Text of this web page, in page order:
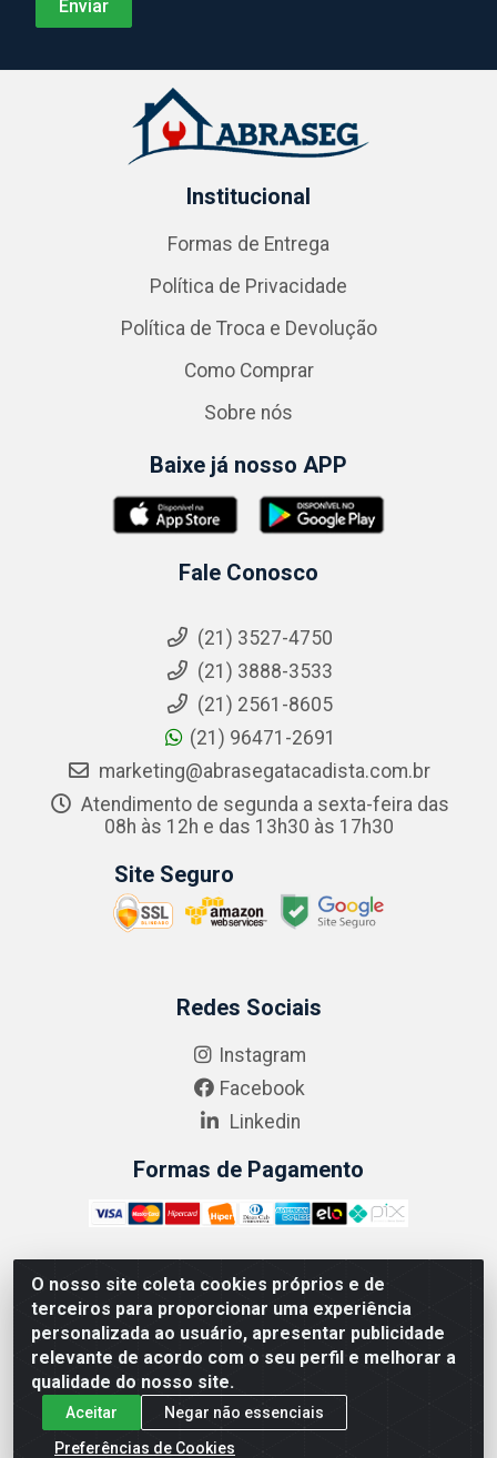
O nosso site coleta cookies próprios e de
terceiros para proporcionar uma experiência
personalizada ao usuário, apresentar publicidade
relevante de acordo com o seu perfil e melhorar a
qualidade do nosso site.
Aceitar
Negar não essenciais
Preferências de Cookies
Institucional
Formas de Entrega
Política de Privacidade
Política de Troca e Devolução
Como Comprar
Sobre nós
Baixe já nosso APP
Fale Conosco
(21) 3527-4750
(21) 3888-3533
(21) 2561-8605
(21) 96471-2691
marketing@abrasegatacadista.com.br
Atendimento de segunda a sexta-feira das
08h às 12h e das 13h30 às 17h30
Site Seguro
Redes Sociais
Instagram
Facebook
Linkedin
Formas de Pagamento
ABRASEG COMÉRCIO ATACADISTA LTDA - CNPJ:
10.894.768/0001-00 - Avenida Lobo Júnior, 1045 -
Penha Circular - Rio de Janeiro - RJ - CEP 21020-124